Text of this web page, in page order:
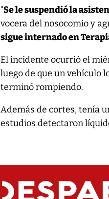
“Se le suspendió la
vocera del nosocomio y
sigue internado en
El incidente ocurrió el
luego de que un vehículo
terminó rompiendo.
Además de cortes, tenía
estudios detectaron